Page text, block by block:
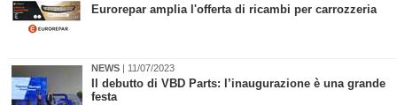
Eurorepar amplia l'offerta di ricambi per carrozzeria
NEWS | 11/07/2023
Il debutto di VBD Parts: l’inaugurazione è una grande
festa